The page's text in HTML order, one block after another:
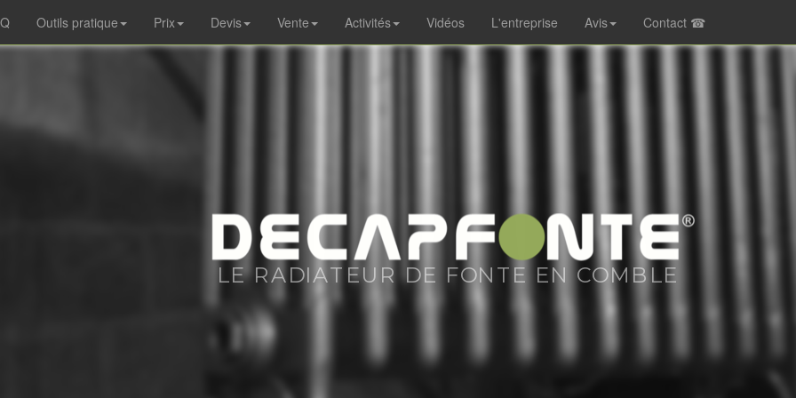
Outils pratique Prix Devis Vente Activités Vidéos L'entreprise Avis Contact ☎